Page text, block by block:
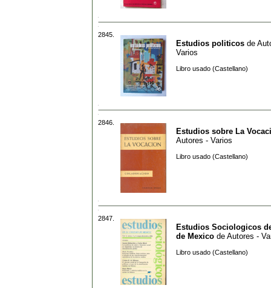
2845.
Estudios politicos de
Varios
Libro usado (Castellano)
2846.
Estudios sobre La
Autores - Varios
Libro usado (Castellano)
2847.
Estudios Sociologicos
de Mexico de Autores -
Libro usado (Castellano)